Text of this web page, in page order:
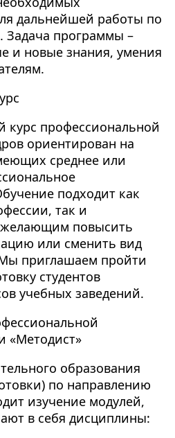
дальнейшей работы по
Задача программы –
и новые знания, умения
курс профессиональной
ориентирован на
среднее или
подходит как
так и
желающим повысить
или сменить вид
приглашаем пройти
студентов
учебных заведений.
«Методист»
образования
по направлению
изучение модулей,
в себя дисциплины: